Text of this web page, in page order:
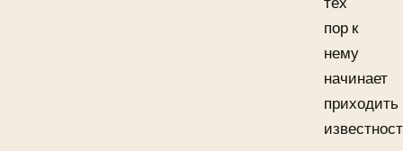
пор к
нему
начинает
приходить